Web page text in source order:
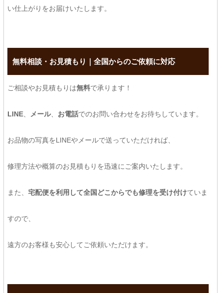
い仕上がりをお届けいたします。
無料相談・お見積もり｜全国からのご依頼に対応
ご相談やお見積もりは無料で承ります！
LINE、 メール、 お電話でのお問い合わせをお待ちしています。
お品物の写真をLINEやメールで送っていただければ、
修理方法や概算のお見積もりを迅速にご案内いたします。
また、 宅配便を利用して全国どこからでも修理を受け付けていま
すので、
遠方のお客様も安心してご依頼いただけます。